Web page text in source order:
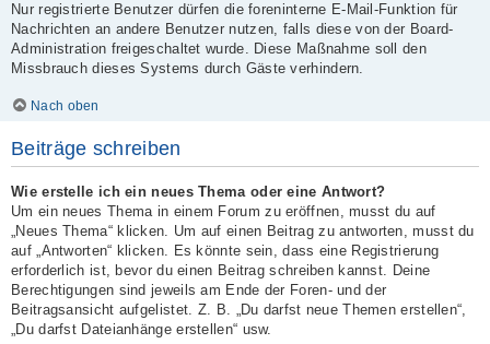
Nur registrierte Benutzer dürfen die foreninterne E-Mail-Funktion für
Nachrichten an andere Benutzer nutzen, falls diese von der Board-
Administration freigeschaltet wurde. Diese Maßnahme soll den
Missbrauch dieses Systems durch Gäste verhindern.
Nach oben
Beiträge schreiben
Wie erstelle ich ein neues Thema oder eine Antwort?
Um ein neues Thema in einem Forum zu eröffnen, musst du auf
„Neues Thema“ klicken. Um auf einen Beitrag zu antworten, musst du
auf „Antworten“ klicken. Es könnte sein, dass eine Registrierung
erforderlich ist, bevor du einen Beitrag schreiben kannst. Deine
Berechtigungen sind jeweils am Ende der Foren- und der
Beitragsansicht aufgelistet. Z. B. „Du darfst neue Themen erstellen“,
„Du darfst Dateianhänge erstellen“ usw.